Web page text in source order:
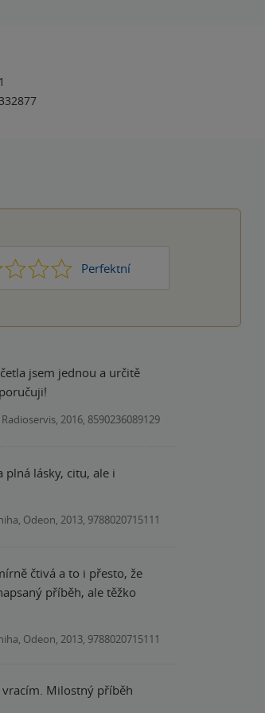
4 Perfektní
5
jsem jednou a určitě
2016, 8590236089129
lásky, citu, ale i
Odeon, 2013, 9788020715111
čtivá a to i přesto, že
příběh, ale těžko
Odeon, 2013, 9788020715111
Milostný příběh